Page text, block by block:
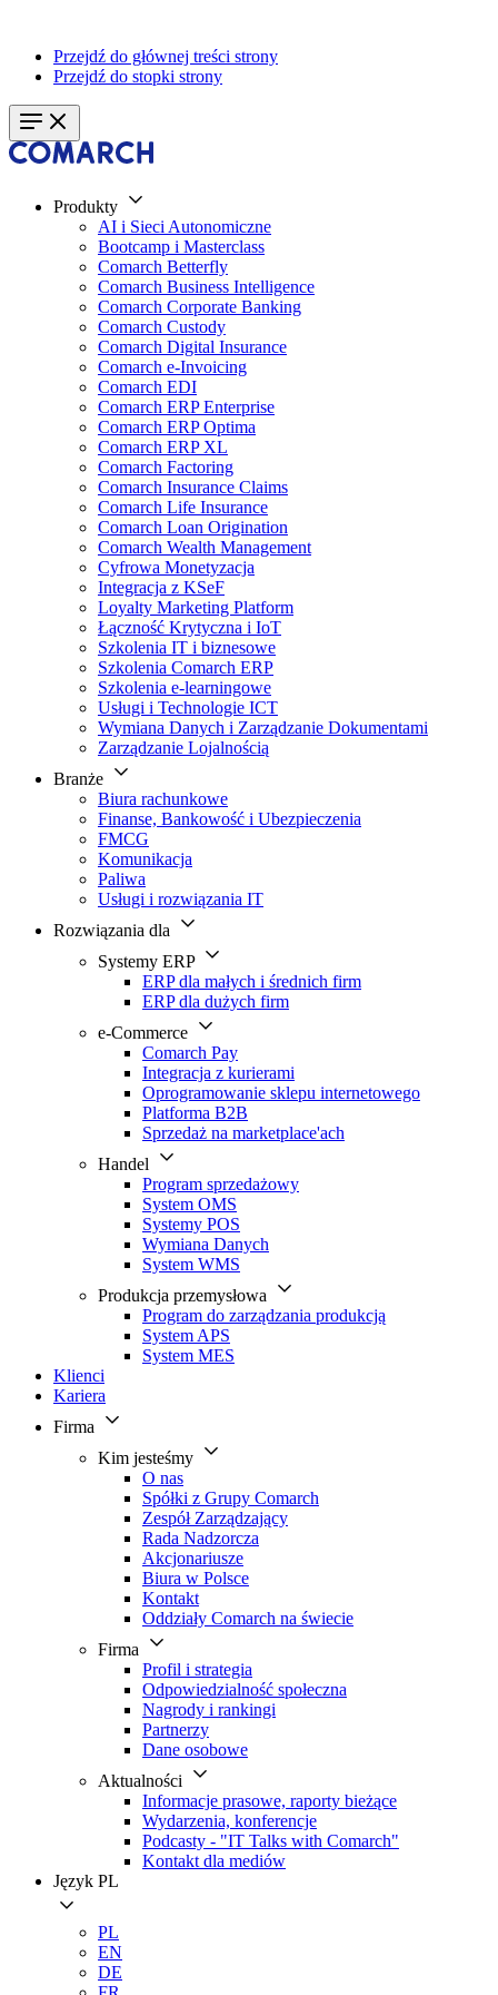
Przejdź do głównej treści strony
Przejdź do stopki strony
Produkty
AI i Sieci Autonomiczne
Bootcamp i Masterclass
Comarch Betterfly
Comarch Business Intelligence
Comarch Corporate Banking
Comarch Custody
Comarch Digital Insurance
Comarch e-Invoicing
Comarch EDI
Comarch ERP Enterprise
Comarch ERP Optima
Comarch ERP XL
Comarch Factoring
Comarch Insurance Claims
Comarch Life Insurance
Comarch Loan Origination
Comarch Wealth Management
Cyfrowa Monetyzacja
Integracja z KSeF
Loyalty Marketing Platform
Łączność Krytyczna i IoT
Szkolenia IT i biznesowe
Szkolenia Comarch ERP
Szkolenia e-learningowe
Usługi i Technologie ICT
Wymiana Danych i Zarządzanie Dokumentami
Zarządzanie Lojalnością
Branże
Biura rachunkowe
Finanse, Bankowość i Ubezpieczenia
FMCG
Komunikacja
Paliwa
Usługi i rozwiązania IT
Rozwiązania dla
Systemy ERP
ERP dla małych i średnich firm
ERP dla dużych firm
e-Commerce
Comarch Pay
Integracja z kurierami
Oprogramowanie sklepu internetowego
Platforma B2B
Sprzedaż na marketplace'ach
Handel
Program sprzedażowy
System OMS
Systemy POS
Wymiana Danych
System WMS
Produkcja przemysłowa
Program do zarządzania produkcją
System APS
System MES
Klienci
Kariera
Firma
Kim jesteśmy
O nas
Spółki z Grupy Comarch
Zespół Zarządzający
Rada Nadzorcza
Akcjonariusze
Biura w Polsce
Kontakt
Oddziały Comarch na świecie
Firma
Profil i strategia
Odpowiedzialność społeczna
Nagrody i rankingi
Partnerzy
Dane osobowe
Aktualności
Informacje prasowe, raporty bieżące
Wydarzenia, konferencje
Podcasty - "IT Talks with Comarch"
Kontakt dla mediów
Język PL
PL
EN
DE